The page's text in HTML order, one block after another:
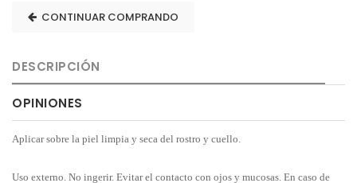
CONTINUAR COMPRANDO
DESCRIPCIÓN
OPINIONES
Aplicar sobre la piel limpia y seca del rostro y cuello.
Uso externo. No ingerir. Evitar el contacto con ojos y mucosas. En caso de